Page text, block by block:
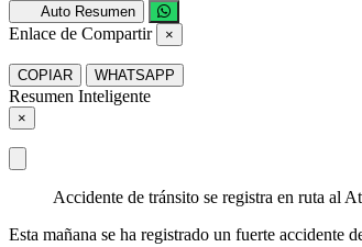
Auto Resumen
Enlace de Compartir ×
COPIAR WHATSAPP
Resumen Inteligente
×
Accidente de tránsito se registra en ruta al
Esta mañana se ha registrado un fuerte accidente